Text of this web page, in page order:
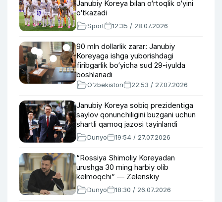
Janubiy Koreya bilan o‘rtoqlik o‘yini
o‘tkazadi
Sport 12:35 / 28.07.2026
90 mln dollarlik zarar: Janubiy
Koreyaga ishga yuborishdagi
firibgarlik bo‘yicha sud 29-iyulda
boshlanadi
O‘zbekiston 22:53 / 27.07.2026
Janubiy Koreya sobiq prezidentiga
saylov qonunchiligini buzgani uchun
shartli qamoq jazosi tayinlandi
Dunyo 19:54 / 27.07.2026
“Rossiya Shimoliy Koreyadan
urushga 30 ming harbiy olib
kelmoqchi” — Zelenskiy
Dunyo 18:30 / 26.07.2026